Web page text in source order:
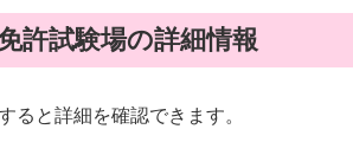
許試験場の詳細情報
ると詳細を確認できます。